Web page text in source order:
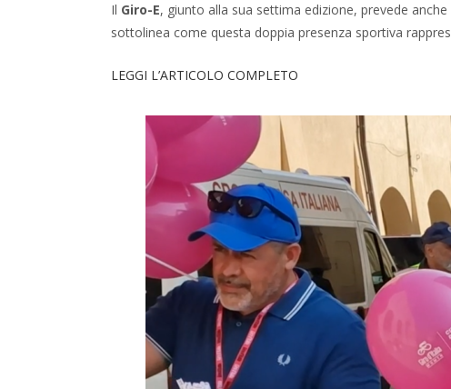
Il Giro-E, giunto alla sua settima edizione, prevede anche
sottolinea come questa doppia presenza sportiva
LEGGI L’ARTICOLO COMPLETO